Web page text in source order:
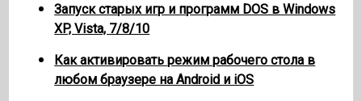
Запуск старых игр и программ DOS в Windows
XP, Vista, 7/8/10
Как активировать режим рабочего стола в
любом браузере на Android и iOS